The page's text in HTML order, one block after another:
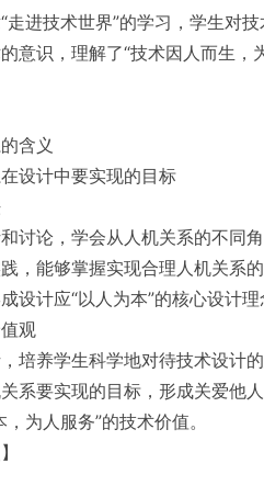
走进技术世界”的学习，学生对
意识，理解了“技术因人而生，
含义
设计中要实现的目标
讨论，学会从人机关系的不同
，能够掌握实现合理人机关系的
设计应“以人为本”的核心设计理
观
培养学生科学地对待技术设计的
系要实现的目标，形成关爱他人
为人服务”的技术价值。